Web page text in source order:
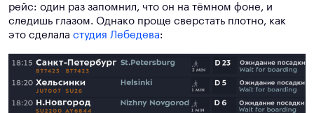
рейс: один раз запомнил, что он на тёмном фоне, и
следишь глазом. Однако проще сверстать плотно, как
это сделала студия Лебедева: